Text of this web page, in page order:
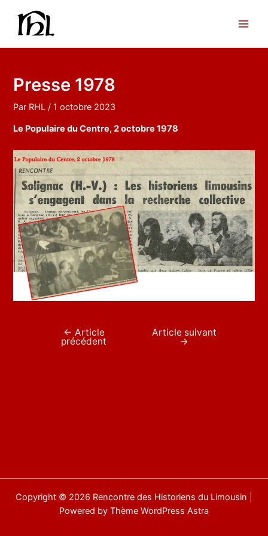
contenu
Presse 1978
Par RHL/1 octobre 2023
Le Populaire du Centre, 2 octobre 1978
Navigation
← Article
précédent
Article suivant
→
Copyright © 2026 Rencontre des Historiens du Limousin |
Powered by Thème WordPress Astra